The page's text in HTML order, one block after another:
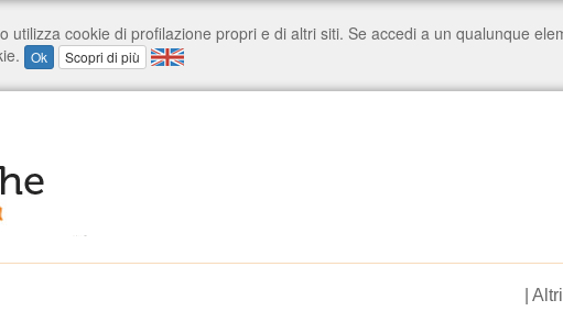
Altri